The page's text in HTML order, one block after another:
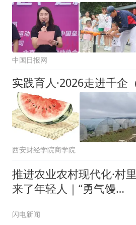
中国日报网
西安财经学院商学院
推进农业农村现代化·村里
来了年轻人｜“勇气馒
闪电新闻